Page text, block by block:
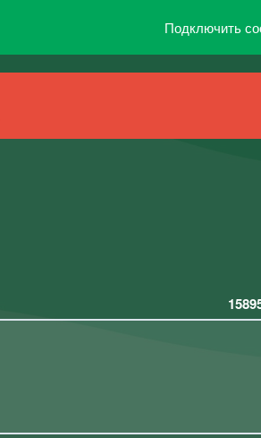
Подключить